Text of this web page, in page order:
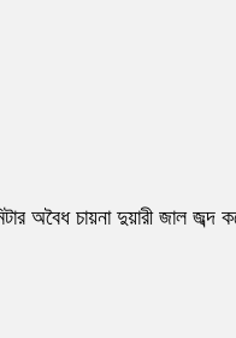
অবৈধ চায়না দুয়ারী জাল জব্দ